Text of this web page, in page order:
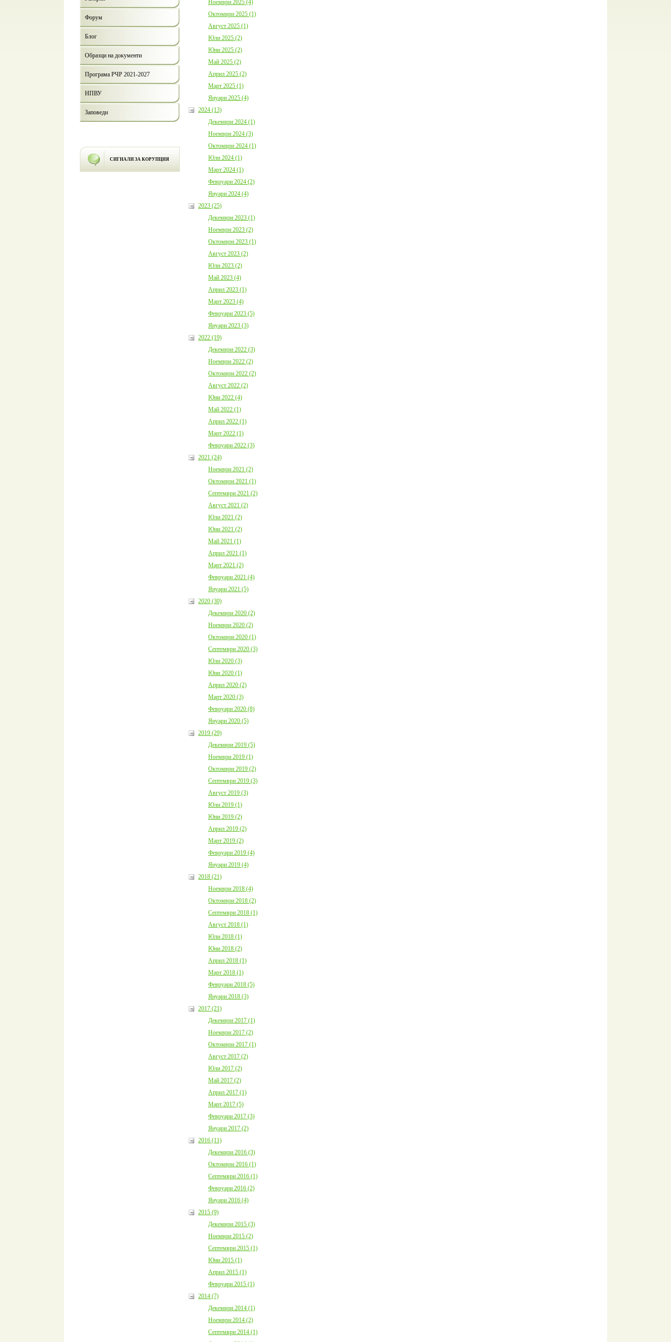
Форум
Блог
Образци на документи
Програма РЧР 2021-2027
НПВУ
Заповеди
СИГНАЛИ ЗА КОРУПЦИЯ
Ноември 2025 (4)
Октомври 2025 (1)
Август 2025 (1)
Юли 2025 (2)
Юни 2025 (2)
Май 2025 (2)
Април 2025 (2)
Март 2025 (1)
Януари 2025 (4)
2024 (13)
Декември 2024 (1)
Ноември 2024 (3)
Октомври 2024 (1)
Юли 2024 (1)
Март 2024 (1)
Февруари 2024 (2)
Януари 2024 (4)
2023 (25)
Декември 2023 (1)
Ноември 2023 (2)
Октомври 2023 (1)
Август 2023 (2)
Юли 2023 (2)
Май 2023 (4)
Април 2023 (1)
Март 2023 (4)
Февруари 2023 (5)
Януари 2023 (3)
2022 (19)
Декември 2022 (3)
Ноември 2022 (2)
Октомври 2022 (2)
Август 2022 (2)
Юни 2022 (4)
Май 2022 (1)
Април 2022 (1)
Март 2022 (1)
Февруари 2022 (3)
2021 (24)
Ноември 2021 (2)
Октомври 2021 (1)
Септември 2021 (2)
Август 2021 (2)
Юли 2021 (2)
Юни 2021 (2)
Май 2021 (1)
Април 2021 (1)
Март 2021 (2)
Февруари 2021 (4)
Януари 2021 (5)
2020 (30)
Декември 2020 (2)
Ноември 2020 (2)
Октомври 2020 (1)
Септември 2020 (3)
Юли 2020 (3)
Юни 2020 (1)
Април 2020 (2)
Март 2020 (3)
Февруари 2020 (8)
Януари 2020 (5)
2019 (29)
Декември 2019 (5)
Ноември 2019 (1)
Октомври 2019 (2)
Септември 2019 (3)
Август 2019 (3)
Юли 2019 (1)
Юни 2019 (2)
Април 2019 (2)
Март 2019 (2)
Февруари 2019 (4)
Януари 2019 (4)
2018 (21)
Ноември 2018 (4)
Октомври 2018 (2)
Септември 2018 (1)
Август 2018 (1)
Юли 2018 (1)
Юни 2018 (2)
Април 2018 (1)
Март 2018 (1)
Февруари 2018 (5)
Януари 2018 (3)
2017 (21)
Декември 2017 (1)
Ноември 2017 (2)
Октомври 2017 (1)
Август 2017 (2)
Юли 2017 (2)
Май 2017 (2)
Април 2017 (1)
Март 2017 (5)
Февруари 2017 (3)
Януари 2017 (2)
2016 (11)
Декември 2016 (3)
Октомври 2016 (1)
Септември 2016 (1)
Февруари 2016 (2)
Януари 2016 (4)
2015 (9)
Декември 2015 (3)
Ноември 2015 (2)
Септември 2015 (1)
Юни 2015 (1)
Април 2015 (1)
Февруари 2015 (1)
2014 (7)
Декември 2014 (1)
Ноември 2014 (2)
Септември 2014 (1)